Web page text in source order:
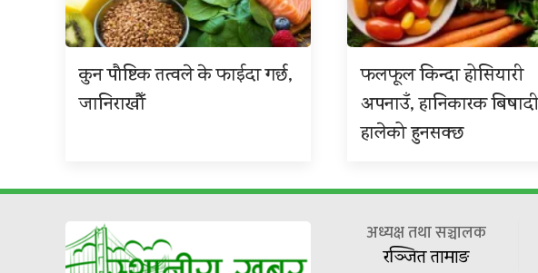
कुन पौष्टिक तत्वले के फाईदा गर्छ,
जानिराखौँ
फलफूल किन्दा होसियारी
अपनाउँ, हानिकारक बिषादी
हालेको हुनसक्छ
अध्यक्ष तथा सञ्चालक
रञ्जित तामाङ